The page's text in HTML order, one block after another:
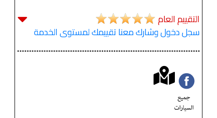
التقييم العام
سجل دخول وشارك معنا تقييمك لمستوى الخدمة